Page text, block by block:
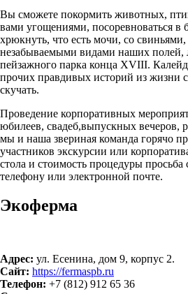
Вы сможете покормить животных,
вами угощениями, посоревноваться в
хрюкнуть, что есть мочи, со свиньями,
незабываемыми видами наших полей,
пейзажного парка конца XVIII.
прочих правдивых историй из жизни
скучать.
Проведение корпоративных
юбилеев, свадеб,выпускных вечеров,
мы и наша звериная команда горячо
участников экскурсии или
стола и стоимость процедуры просьба
телефону или электронной почте.
Экоферма
Адрес: ул. Есенина, дом 9, корпус 2.
Сайт: https://fermaspb.ru
Телефон: +7 (812) 912 65 36